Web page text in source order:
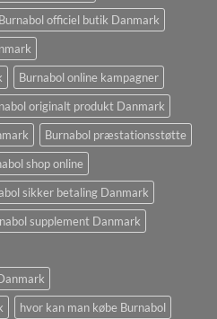
Burnabol officiel butik Danmark
Burnabol online kampagner
originalt produkt Danmark
Burnabol præstationsstøtte
shop online
sikker betaling Danmark
supplement Danmark
hvor kan man købe Burnabol